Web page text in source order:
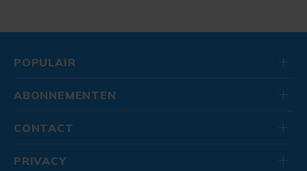
POPULAIR
ABONNEMENTEN
CONTACT
PRIVACY